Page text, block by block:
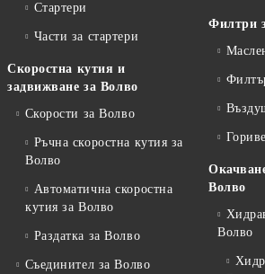
Стартери
Части за стартери
Скоростна кутия и
задвижване за Волво
Скорости за Волво
Ръчна скоростна кутия за
Волво
Автоматична скоростна
кутия за Волво
Раздатка за Волво
Съединител за Волво
Филтри
Волво
Волво